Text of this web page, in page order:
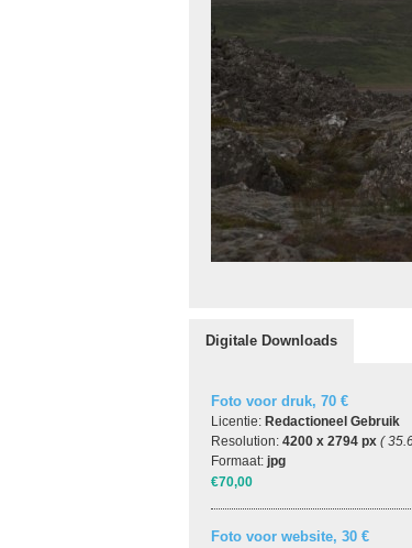
Digitale Downloads
Foto voor druk, 70 €
Licentie: Redactioneel Gebruik
Resolution: 4200 x 2794 px (
Formaat: jpg
€70,00
Foto voor website, 30 €